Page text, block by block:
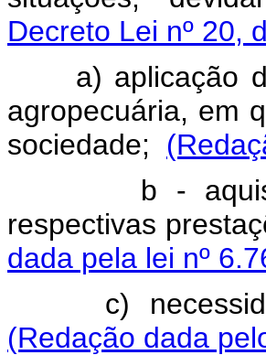
Decreto Lei nº 20,
a) aplicação
agropecuária, em
sociedade;
b -
respectivas
dada pela lei nº
c)
(Redação dada